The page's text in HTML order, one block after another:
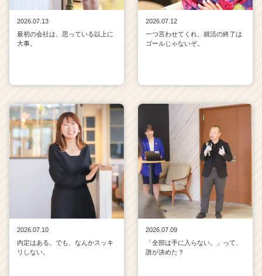
2026.07.13
最初の会社は、思っている以上に
大事。
2026.07.12
一つ言わせてくれ、就活の終了は
ゴールじゃないぞ。
2026.07.10
内定はある。でも、なんかスッキ
リしない。
2026.07.09
「全部は手に入らない。」って、
誰が決めた？